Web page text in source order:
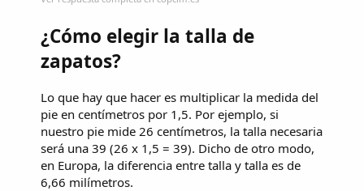
¿Cómo elegir la talla de
zapatos?
Lo que hay que hacer es multiplicar la medida del
pie en centímetros por 1,5. Por ejemplo, si
nuestro pie mide 26 centímetros, la talla necesaria
será una 39 (26 x 1,5 = 39). Dicho de otro modo,
en Europa, la diferencia entre talla y talla es de
6,66 milímetros.